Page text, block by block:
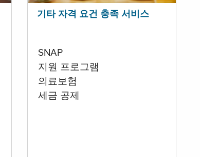
기타 자격 요건 충족 서비스
SNAP
지원 프로그램
의료보험
세금 공제